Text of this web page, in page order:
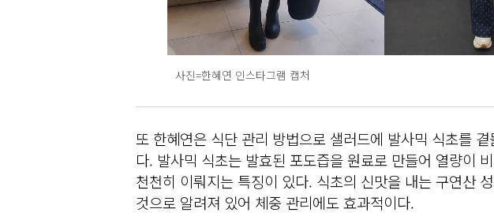
사진=한혜연 인스타그램 캡처
또 한혜연은 식단 관리 방법으로 샐러드에 발사믹 식초를
다. 발사믹 식초는 발효된 포도즙을 원료로 만들어 열량이
천천히 이뤄지는 특징이 있다. 식초의 신맛을 내는 구연산
것으로 알려져 있어 체중 관리에도 효과적이다.